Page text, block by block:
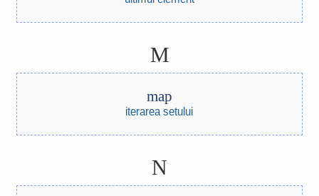
M
map
iterarea setului
N